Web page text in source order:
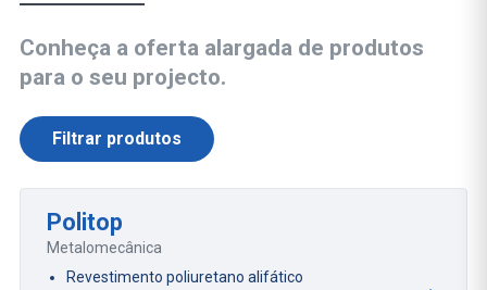
Conheça a oferta alargada de produtos
para o seu projecto.
Filtrar produtos
Politop
Metalomecânica
Revestimento poliuretano alifático